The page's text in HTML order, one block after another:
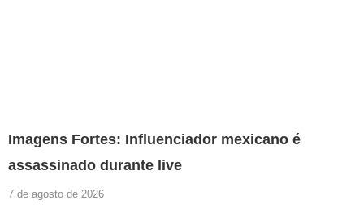
Imagens Fortes: Influenciador mexicano é
assassinado durante live
7 de agosto de 2026